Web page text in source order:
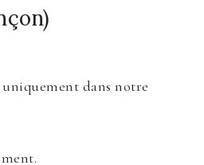
uniquement dans notre